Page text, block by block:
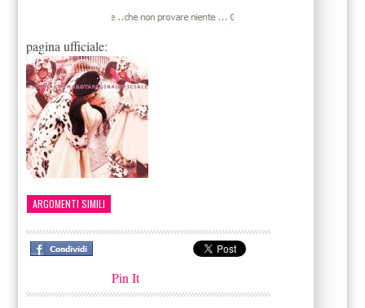
pagina ufficiale:
ARGOMENTI SIMILI
Pin It